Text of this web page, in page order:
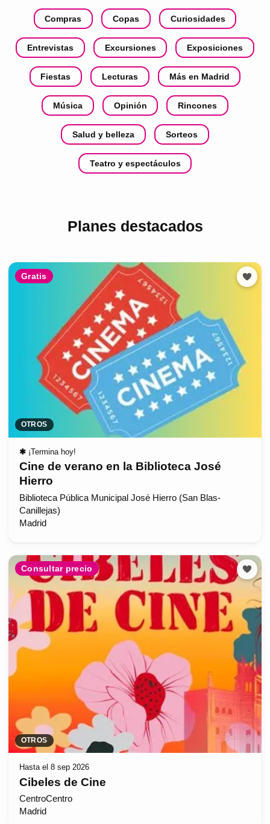
Compras Copas Curiosidades
Entrevistas Excursiones Exposiciones
Fiestas Lecturas Más en Madrid
Música Opinión Rincones
Salud y belleza Sorteos
Teatro y espectáculos
Planes destacados
Gratis
OTROS
✱ ¡Termina hoy!
Cine de verano en la Biblioteca José
Hierro
Biblioteca Pública Municipal José Hierro (San Blas-
Canillejas)
Madrid
Consultar precio
OTROS
Hasta el 8 sep 2026
Cibeles de Cine
CentroCentro
Madrid